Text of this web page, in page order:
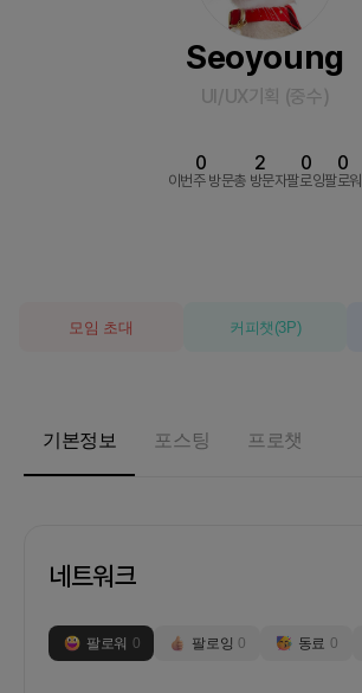
Seoyoung
UI/UX기획 (중수)
이번주 방문
0
총 방문자
2
팔로잉
0
팔로워
0
모임 초대 커피챗 (3P)
기본정보 포스팅 프로챗
네트워크
팔로워 0 팔로잉 0 동료 0